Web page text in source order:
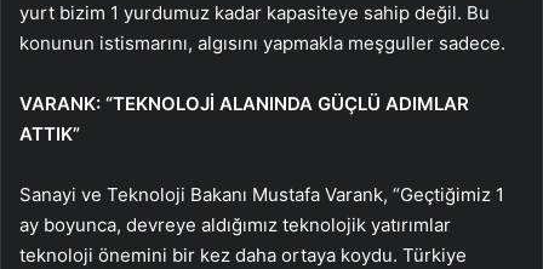
yurt bizim 1 yurdumuz kadar kapasiteye sahip değil. Bu
konunun istismarını, algısını yapmakla meşguller sadece.
VARANK: “TEKNOLOJİ ALANINDA GÜÇLÜ ADIMLAR
ATTIK”
Sanayi ve Teknoloji Bakanı Mustafa Varank, “Geçtiğimiz 1
ay boyunca, devreye aldığımız teknolojik yatırımlar
teknoloji önemini bir kez daha ortaya koydu. Türkiye